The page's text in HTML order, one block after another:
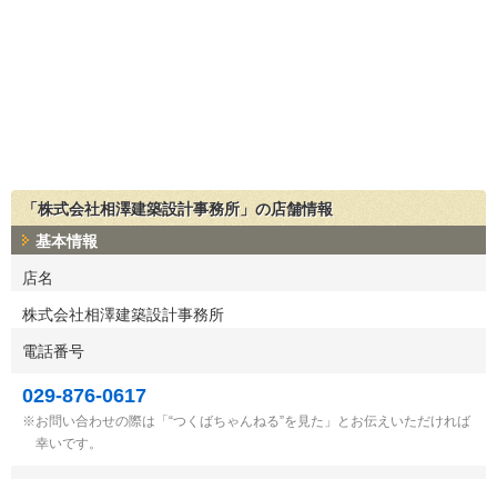
「株式会社相澤建築設計事務所」の店舗情報
基本情報
店名
株式会社相澤建築設計事務所
電話番号
029-876-0617
お問い合わせの際は「“つくばちゃんねる”を見た」とお伝えいただければ
幸いです。